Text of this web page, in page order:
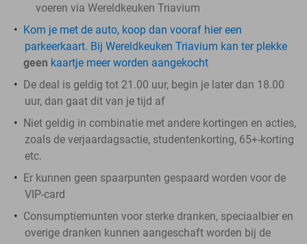
voeren via Wereldkeuken Triavium
Kom je met de auto, koop dan vooraf hier een
parkeerkaart. Bij Wereldkeuken Triavium kan ter plekke
geen kaartje meer worden aangekocht
De deal is geldig tot 21.00 uur, begin je later dan 18.00
uur, dan gaat dit van je tijd af
Niet geldig in combinatie met andere kortingen en acties,
zoals de verjaardagsactie, studentenkorting, 65+-korting
etc.
Er kunnen geen spaarpunten gespaard worden voor de
VIP-card
Consumptiemunten voor sterke dranken, speciaalbier en
overige dranken kunnen aangeschaft worden bij de